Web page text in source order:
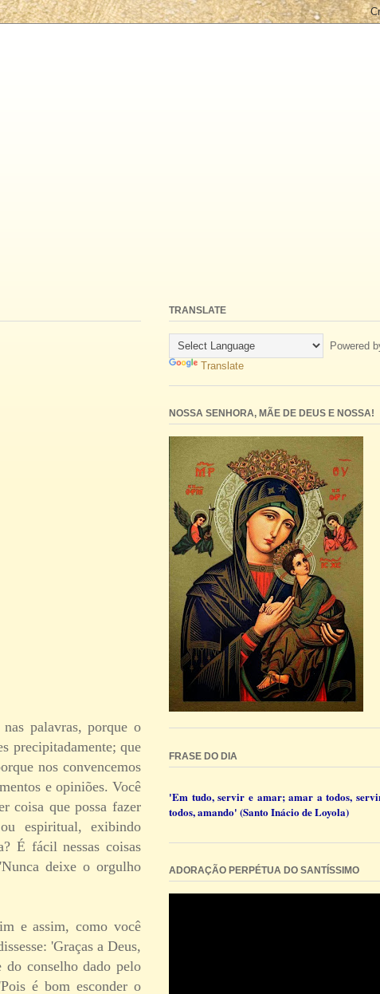
palavras, porque o
precipitadamente; que
nos convencemos
e opiniões. Você
coisa que possa fazer
espiritual, exibindo
É fácil nessas coisas
deixe o orgulho
e assim, como você
'Graças a Deus,
conselho dado pelo
é bom esconder o
TRANSLATE
Powered
Translate
NOSSA SENHORA, MÃE DE DEUS E NOSSA!
FRASE DO DIA
'Em tudo, servir e amar; amar a todos,
todos, amando' (Santo Inácio de Loyola)
ADORAÇÃO PERPÉTUA DO SANTÍSSIMO